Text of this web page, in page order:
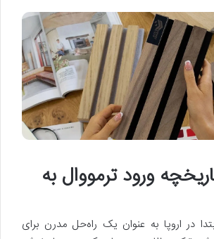
ورود ترمووال به
در اروپا به عنوان یک راه‌حل مدرن برای